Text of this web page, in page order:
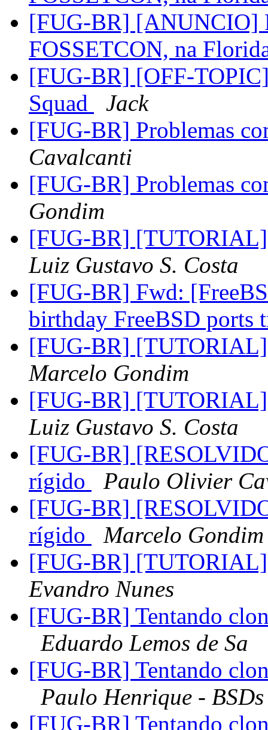
[FUG-BR] [ANUNCIO]
FOSSETCON, na
[FUG-BR] [OFF-
Squad
Jack
[FUG-BR] Problemas
Cavalcanti
[FUG-BR] Problemas
Gondim
[FUG-BR]
Luiz Gustavo S. Costa
[FUG-BR] Fwd:
birthday FreeBSD ports
[FUG-BR]
Marcelo Gondim
[FUG-BR]
Luiz Gustavo S. Costa
[FUG-BR]
rígido
Paulo Olivier
[FUG-BR]
rígido
Marcelo Gondim
[FUG-BR]
Evandro Nunes
[FUG-BR] Tentando
Eduardo Lemos de Sa
[FUG-BR] Tentando
Paulo Henrique -
[FUG-BR] Tentando